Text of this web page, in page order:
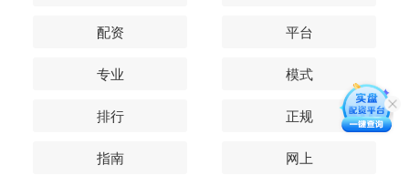
配资 平台
专业 模式
排行 正规
指南 网上